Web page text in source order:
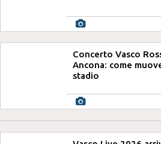
Concerto Vasco
Ancona: come
stadio